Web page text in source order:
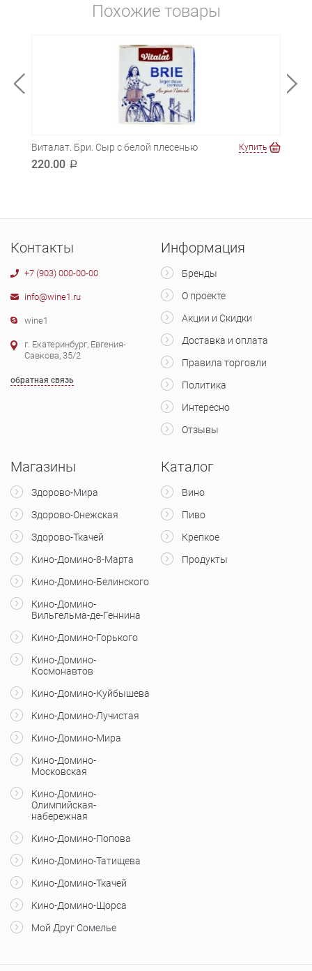
Похожие товары
Виталат. Бри. Сыр с белой плесенью
220.00 a
Купить
Контакты
+7 (903) 000-00-00
info@wine1.ru
wine1
г. Екатеринбург, Евгения-
Савкова, 35/2
обратная связь
Информация
Бренды
О проекте
Акции и Скидки
Доставка и оплата
Правила торговли
Политика
Интересно
Отзывы
Магазины
Здорово-Мира
Здорово-Онежская
Здорово-Ткачей
Кино-Домино-8-Марта
Кино-Домино-Белинского
Кино-Домино-
Вильгельма-де-Геннина
Кино-Домино-Горького
Кино-Домино-
Космонавтов
Кино-Домино-Куйбышева
Кино-Домино-Лучистая
Кино-Домино-Мира
Кино-Домино-
Московская
Кино-Домино-
Олимпийская-
набережная
Кино-Домино-Попова
Кино-Домино-Татищева
Кино-Домино-Ткачей
Кино-Домино-Щорса
Мой Друг Сомелье
Каталог
Вино
Пиво
Крепкое
Продукты